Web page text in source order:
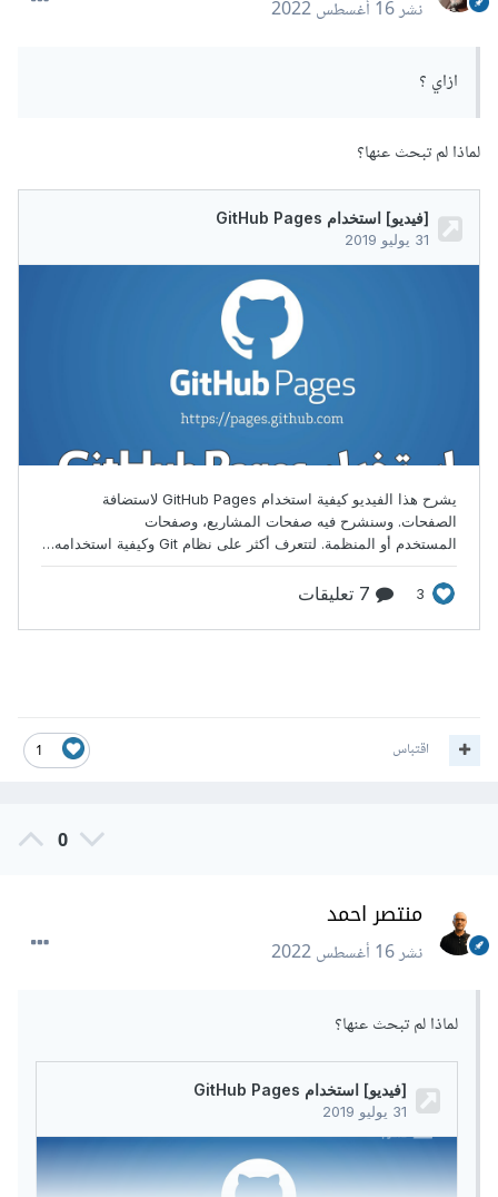
نشر16 أغسطس 2022
ازاي ؟
لماذا لم تبحث عنها؟
1 اقتباس
0
منتصر احمد
نشر16 أغسطس 2022
لماذا لم تبحث عنها؟